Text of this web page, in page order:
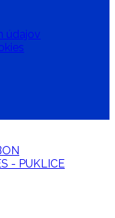
údajov
- PUKLICE